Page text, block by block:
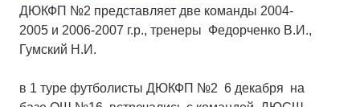
ДЮКФП №2 представляет две команды 2004-
2005 и 2006-2007 г.р., тренеры Федорченко В.И.,
Гумский Н.И.
в 1 туре футболисты ДЮКФП №2 6 декабря на